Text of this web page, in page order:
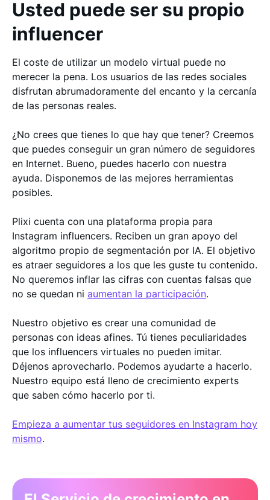
Usted puede ser su propio
influencer
El coste de utilizar un modelo virtual puede no
merecer la pena. Los usuarios de las redes sociales
disfrutan abrumadoramente del encanto y la cercanía
de las personas reales.
¿No crees que tienes lo que hay que tener? Creemos
que puedes conseguir un gran número de seguidores
en Internet. Bueno, puedes hacerlo con nuestra
ayuda. Disponemos de las mejores herramientas
posibles.
Plixi cuenta con una plataforma propia para
Instagram influencers. Reciben un gran apoyo del
algoritmo propio de segmentación por IA. El objetivo
es atraer seguidores a los que les guste tu contenido.
No queremos inflar las cifras con cuentas falsas que
no se quedan ni aumentan la participación.
Nuestro objetivo es crear una comunidad de
personas con ideas afines. Tú tienes peculiaridades
que los influencers virtuales no pueden imitar.
Déjenos aprovecharlo. Podemos ayudarte a hacerlo.
Nuestro equipo está lleno de crecimiento experts
que saben cómo hacerlo por ti.
Empieza a aumentar tus seguidores en Instagram hoy
mismo.